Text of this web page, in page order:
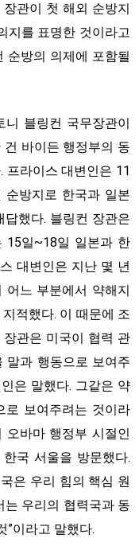
관이 첫 해외 순방지
지를 표명한 것이라고
순방의 의제에 포함될
블링컨 국무장관이
바이든 행정부의 동
프라이스 대변인은 11
순방지로 한국과 일본
했다. 블링컨 장관은
15일~18일 일본과 한
대변인은 지난 몇 년
느 부분에서 약해지
적했다. 이 때문에 조
관은 미국이 협력 관
말과 행동으로 보여주
은 말했다. 그같은 약
로 보여주려는 것이라
오바마 행정부 시절인
국 서울을 방문했다.
은 우리 힘의 핵심 원
는 우리의 협력국과 동
”이라고 말했다.